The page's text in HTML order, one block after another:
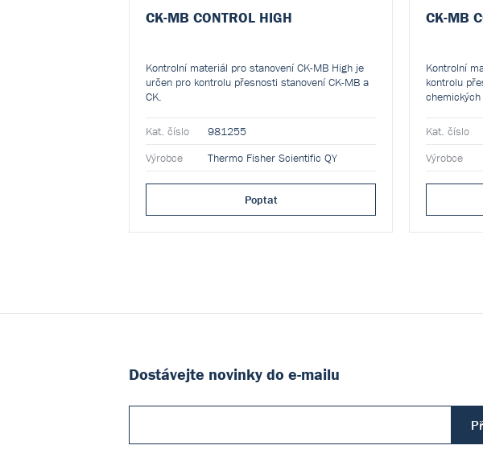
CK-MB CONTROL HIGH
Kontrolní materiál pro stanovení CK-MB High je
určen pro kontrolu přesnosti stanovení CK-MB a
CK.
Kat. číslo
981255
Výrobce
Thermo Fisher Scientific QY
Poptat
CK-MB
Kontrolní
kontrolu
Kat. číslo
Výrobce
Dostávejte novinky do e-mailu